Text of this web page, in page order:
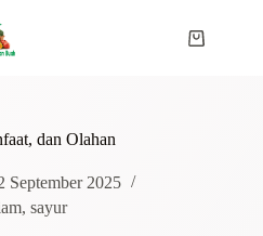
dan Olahan
September 2025
, sayur